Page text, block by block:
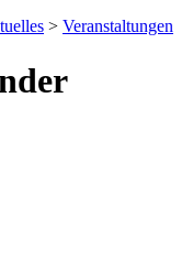
> Veranstaltungen